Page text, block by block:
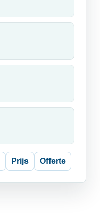
Prijs Offerte